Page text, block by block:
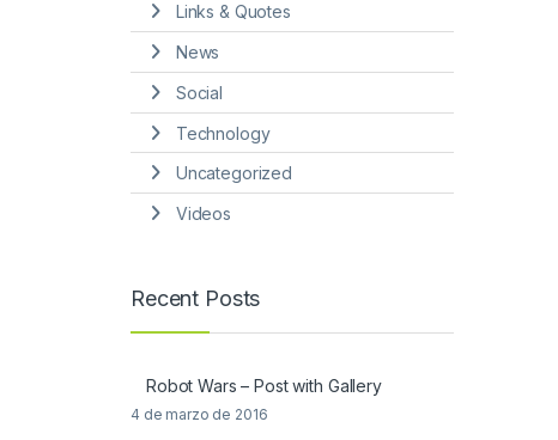
Links & Quotes
News
Social
Technology
Uncategorized
Videos
Recent Posts
Robot Wars – Post with Gallery
4 de marzo de 2016